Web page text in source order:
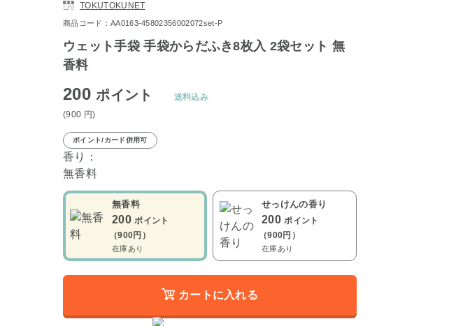
TOKUTOKUNET
商品コード：AA0163-45802356002072set-P
ウェット手袋 手袋からだふき8枚入 2袋セット 無
香料
200ポイント
(900 円)
送料込み
ポイント/カード併用可
香り：
無香料
無香料
200 ポイント
（900円）
在庫あり
せっけんの香り
200 ポイント
（900円）
在庫あり
カートに入れる